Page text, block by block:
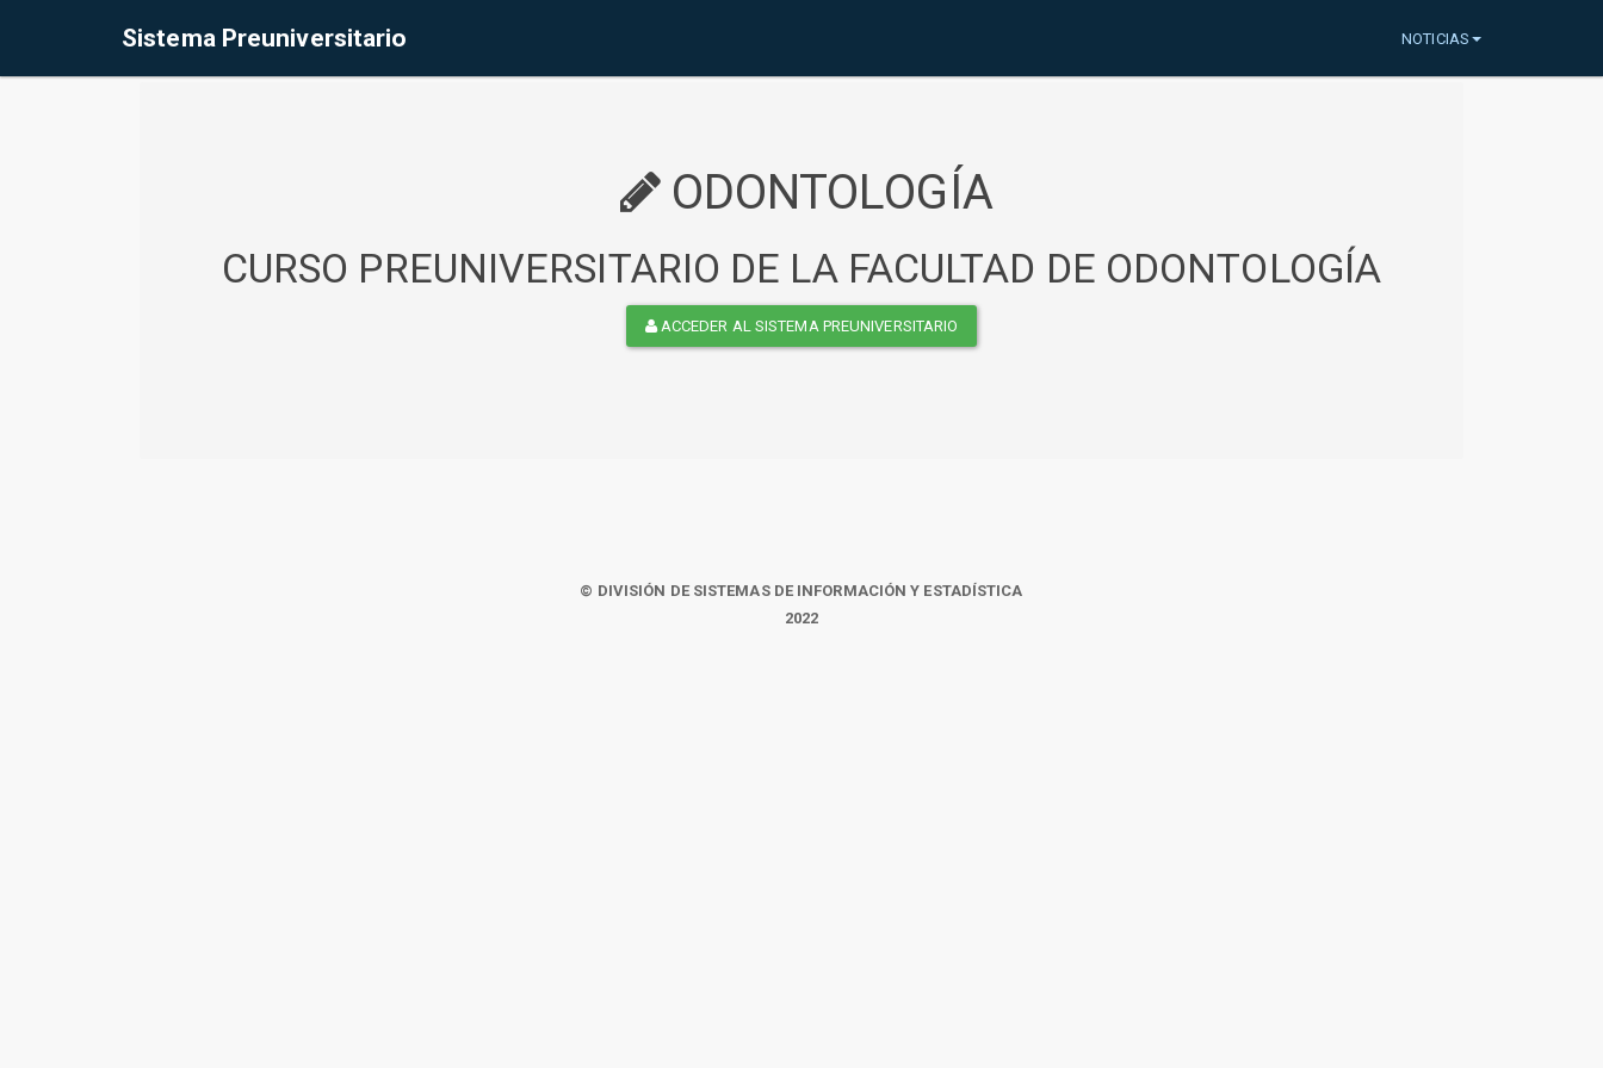
Sistema Preuniversitario NOTICIAS
ODONTOLOGÍA
CURSO PREUNIVERSITARIO DE LA FACULTAD DE ODONTOLOGÍA
ACCEDER AL SISTEMA PREUNIVERSITARIO
© DIVISIÓN DE SISTEMAS DE INFORMACIÓN Y ESTADÍSTICA
2022